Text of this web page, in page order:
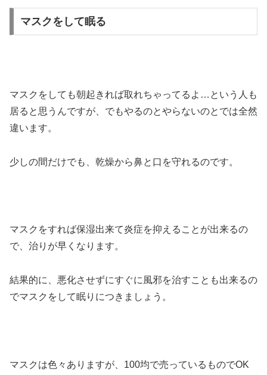
マスクをして眠る
マスクをしても朝起きれば取れちゃってるよ…という人も
居ると思うんですが、でもやるのとやらないのとでは全然
違います。
少しの間だけでも、乾燥から鼻と口を守れるのです。
マスクをすれば保湿出来て炎症を抑えることが出来るの
で、治りが早くなります。
結果的に、悪化させずにすぐに風邪を治すことも出来るの
でマスクをして眠りにつきましょう。
マスクは色々ありますが、100均で売っているものでOK